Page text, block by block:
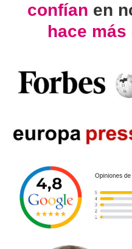
confían en
hace más